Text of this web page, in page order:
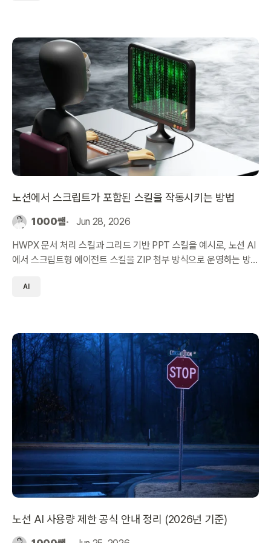
노션에서 스크립트가 포함된 스킬을 작동시키는 방법
1000쌤 Jun 28, 2026
HWPX 문서 처리 스킬과 그리드 기반 PPT 스킬을 예시로, 노션 AI
에서 스크립트형 에이전트 스킬을 ZIP 첨부 방식으로 운영하는 방
AI
노션 AI 사용량 제한 공식 안내 정리 (2026년 기준)